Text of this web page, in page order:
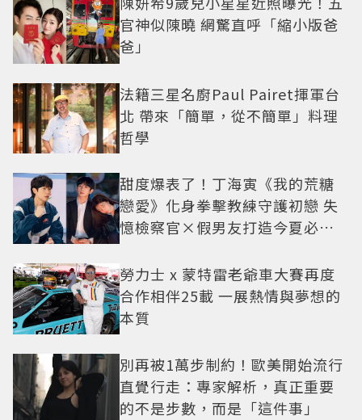
官神似陳曉 網驚直呼「縮小版爸
爸」
法籍三星名廚Paul Pairet揮軍台
北 帶來「簡單，從不簡單」料理
哲學
甜度爆表了！丁海寅《我的荒糖
戀愛》化身拳擊教練守護初戀 失
憶檢察官×假男友打造今夏必看
勞力士 x 蒙特雷老爺車大賽再度
合作相伴25載 一展熱情與夢想的
本質
別再被1萬步制約！歐美開始流行
直覺行走：專家解析，真正重要
的不是步數，而是「這件事」